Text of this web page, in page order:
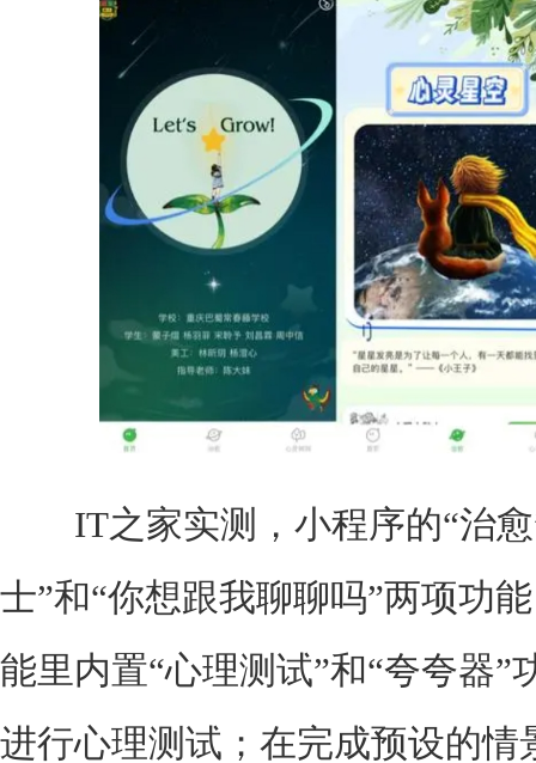
IT之家实测，小程序的“治愈
士”和“你想跟我聊聊吗”两项功
能里内置“心理测试”和“夸夸器”
进行心理测试；在完成预设的情